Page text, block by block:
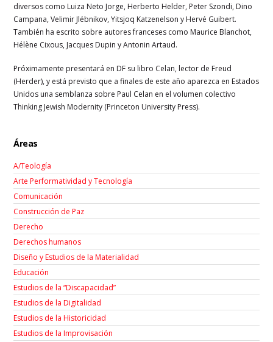
diversos como Luiza Neto Jorge, Herberto Helder, Peter Szondi, Dino
Campana, Velimir Jlébnikov, Yitsjoq Katzenelson y Hervé Guibert.
También ha escrito sobre autores franceses como Maurice Blanchot,
Hélène Cixous, Jacques Dupin y Antonin Artaud.
Próximamente presentará en DF su libro Celan, lector de Freud
(Herder), y está previsto que a finales de este año aparezca en Estados
Unidos una semblanza sobre Paul Celan en el volumen colectivo
Thinking Jewish Modernity (Princeton University Press).
Áreas
A/Teología
Arte Performatividad y Tecnología
Comunicación
Construcción de Paz
Derecho
Derechos humanos
Diseño y Estudios de la Materialidad
Educación
Estudios de la “Discapacidad”
Estudios de la Digitalidad
Estudios de la Historicidad
Estudios de la Improvisación